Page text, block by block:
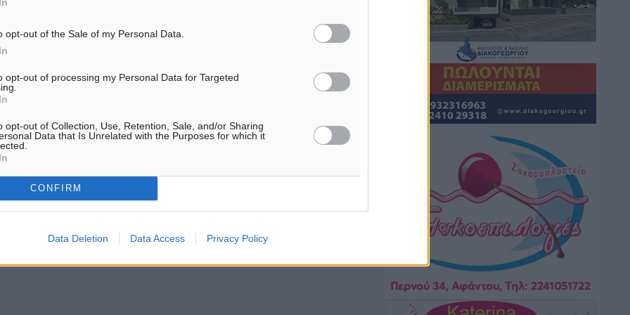
opt-out of the Sale of my Personal Data.
opt-out of processing my Personal Data for Targeted
opt-out of Collection, Use, Retention, Sale, and/or Sharing
Data that Is Unrelated with the Purposes for which it
CONFIRM
Data Deletion Data Access Privacy Policy
και απόφοιτοι της ΣΥΚ.
το 1953 όταν με την ένταξη της
αναγνωρίσεων, με
Ναυτικού. Ακολούθησε
σχολείο Υποβρυχίων
Ελλήνων εκπαιδευτών, οι
ΣΥΚ στην Ελλάδα. Αυτή
Κανελλόπουλος (ΚΕΚΑΝ), υπό
(Δ/ΟΥΚ), με έδρα
Καταστροφών (ΜΥΚ)
του 2002 έλαβε τη σημερινή
καιρικά φαινόμενα δεν υπάρχουν
περιθώρια εφησυχασμού
• πριν 4 ώρες
Στον Άγιο Νικόλαο Χάλκης ανοίγει
ξανά το ανανεωμένο εκκλησιαστικό
μουσείο από τη Λέσχη Lions Χάλκης
πριν 4 ώρες
Ρόδος: «Βουλιάζει» από τουρίστες –
Πάνω από 1 εκατ. επιβάτες και 55
κρουαζιερόπλοια
Τοπικές Ειδήσεις• πριν 4 ώρες
Γ’ Εθνική Κατηγορία: Οι ημερομηνίες
περιόδου
Αθλητικά• πριν 9 ώρες